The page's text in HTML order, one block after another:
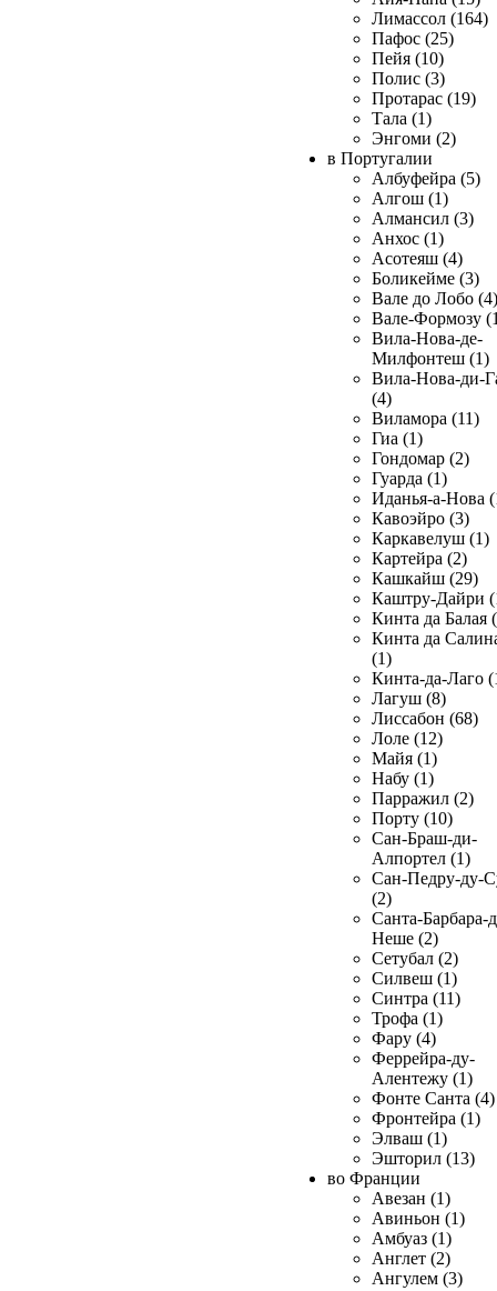
Лимассол (164)
Пафос (25)
Пейя (10)
Полис (3)
Протарас (19)
Тала (1)
Энгоми (2)
в Португалии
Албуфейра (5)
Алгош (1)
Алмансил (3)
Анхос (1)
Асотеяш (4)
Боликейме (3)
Вале до Лобо (4)
Вале-Формозу
Вила-Нова-де-
Милфонтеш (1)
Вила-Нова-ди-
(4)
Виламора (11)
Гиа (1)
Гондомар (2)
Гуарда (1)
Иданья-а-Нова
Кавоэйро (3)
Каркавелуш (1)
Картейра (2)
Кашкайш (29)
Каштру-Дайри
Кинта да Балая
Кинта да
(1)
Кинта-да-Лаго
Лагуш (8)
Лиссабон (68)
Лоле (12)
Майя (1)
Набу (1)
Парражил (2)
Порту (10)
Сан-Браш-ди-
Алпортел (1)
Сан-Педру-ду-
(2)
Санта-Барбара-
Неше (2)
Сетубал (2)
Силвеш (1)
Синтра (11)
Трофа (1)
Фару (4)
Феррейра-ду-
Алентежу (1)
Фонте Санта (4)
Фронтейра (1)
Элваш (1)
Эшторил (13)
во Франции
Авезан (1)
Авиньон (1)
Амбуаз (1)
Англет (2)
Ангулем (3)